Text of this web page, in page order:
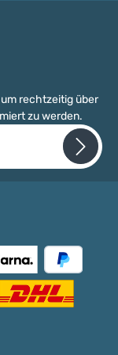
rechtzeitig über
zu werden.
genommen